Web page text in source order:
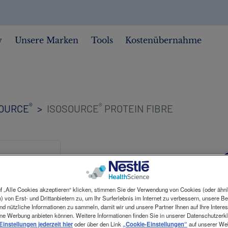
Unsere Marken Tools Kostenübernahme
® ISOSOURCE® PROTEIN FIBRE
ISOSOURCE
FIBRE
„Alle Cookies akzeptieren“ klicken, stimmen Sie der Verwendung von Cookies (oder
von Erst- und Drittanbietern zu, um Ihr Surferlebnis im Internet zu verbessern, unsere
nützliche Informationen zu sammeln, damit wir und unsere Partner Ihnen auf Ihre
Werbung anbieten können. Weitere Informationen finden Sie in unserer
jederzeit hieroder über den Link „Cookie-Einstellungen“ auf unserer